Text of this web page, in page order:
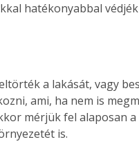
hatékonyabbal
a lakását, vagy
ami, ha nem is
mérjük fel alaposan
is.